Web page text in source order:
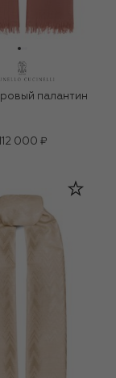
палантин
112 000 ₽